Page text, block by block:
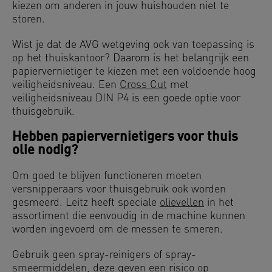
kiezen om anderen in jouw huishouden niet te
storen.
Wist je dat de AVG wetgeving ook van toepassing is
op het thuiskantoor? Daarom is het belangrijk een
papiervernietiger te kiezen met een voldoende hoog
veiligheidsniveau. Een Cross Cut met
veiligheidsniveau DIN P4 is een goede optie voor
thuisgebruik.
Hebben papiervernietigers voor thuis
olie nodig?
Om goed te blijven functioneren moeten
versnipperaars voor thuisgebruik ook worden
gesmeerd. Leitz heeft speciale olievellen in het
assortiment die eenvoudig in de machine kunnen
worden ingevoerd om de messen te smeren.
Gebruik geen spray-reinigers of spray-
smeermiddelen, deze geven een risico op